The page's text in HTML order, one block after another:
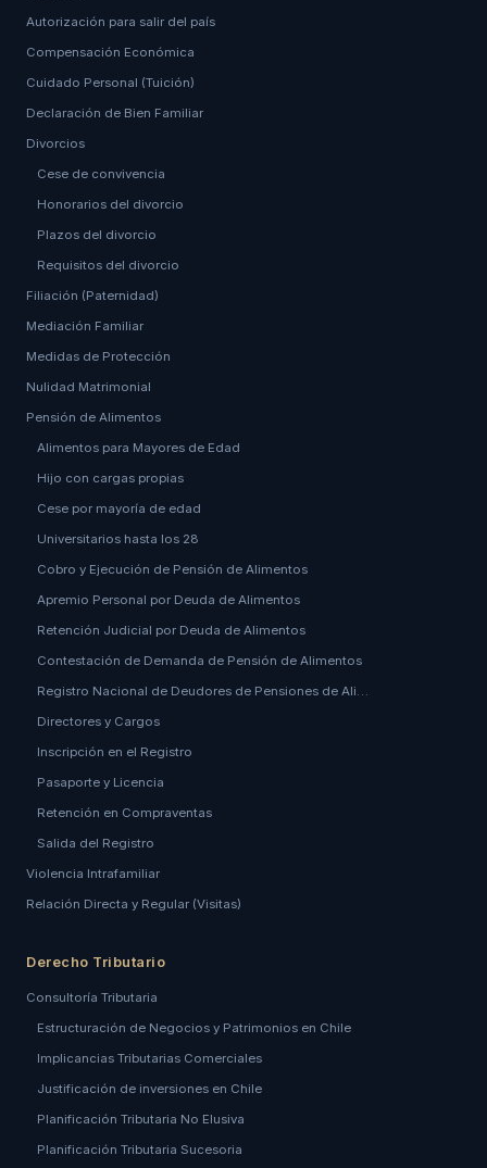
Autorización para salir del país
Compensación Económica
Cuidado Personal (Tuición)
Declaración de Bien Familiar
Divorcios
Cese de convivencia
Honorarios del divorcio
Plazos del divorcio
Requisitos del divorcio
Filiación (Paternidad)
Mediación Familiar
Medidas de Protección
Nulidad Matrimonial
Pensión de Alimentos
Alimentos para Mayores de Edad
Hijo con cargas propias
Cese por mayoría de edad
Universitarios hasta los 28
Cobro y Ejecución de Pensión de Alimentos
Apremio Personal por Deuda de Alimentos
Retención Judicial por Deuda de Alimentos
Contestación de Demanda de Pensión de Alimentos
Registro Nacional de Deudores de Pensiones de Ali…
Directores y Cargos
Inscripción en el Registro
Pasaporte y Licencia
Retención en Compraventas
Salida del Registro
Violencia Intrafamiliar
Relación Directa y Regular (Visitas)
Derecho Tributario
Consultoría Tributaria
Estructuración de Negocios y Patrimonios en Chile
Implicancias Tributarias Comerciales
Justificación de inversiones en Chile
Planificación Tributaria No Elusiva
Planificación Tributaria Sucesoria